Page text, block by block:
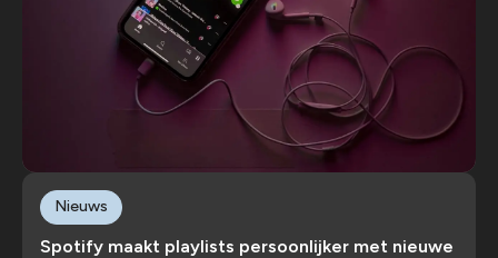
Spotify maakt playlists persoonlijker met nieuwe
Nieuws